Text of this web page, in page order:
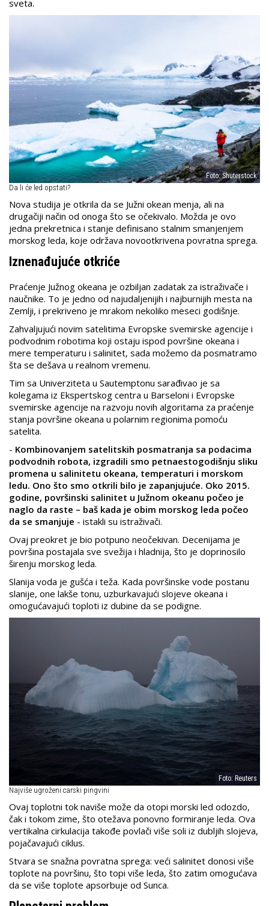
sveta.
Foto: Shuterstock
Da li će led opstati?
Nova studija je otkrila da se Južni okean menja, ali na
drugačiji način od onoga što se očekivalo. Možda je ovo
jedna prekretnica i stanje definisano stalnim smanjenjem
morskog leda, koje održava novootkrivena povratna sprega.
Iznenađujuće otkriće
Praćenje Južnog okeana je ozbiljan zadatak za istraživače i
naučnike. To je jedno od najudaljenijih i najburnijih mesta na
Zemlji, i prekriveno je mrakom nekoliko meseci godišnje.
Zahvaljujući novim satelitima Evropske svemirske agencije i
podvodnim robotima koji ostaju ispod površine okeana i
mere temperaturu i salinitet, sada možemo da posmatramo
šta se dešava u realnom vremenu.
Tim sa Univerziteta u Sautemptonu sarađivao je sa
kolegama iz Ekspertskog centra u Barseloni i Evropske
svemirske agencije na razvoju novih algoritama za praćenje
stanja površine okeana u polarnim regionima pomoću
satelita.
- Kombinovanjem satelitskih posmatranja sa podacima
podvodnih robota, izgradili smo petnaestogodišnju sliku
promena u salinitetu okeana, temperaturi i morskom
ledu. Ono što smo otkrili bilo je zapanjujuće. Oko 2015.
godine, površinski salinitet u Južnom okeanu počeo je
naglo da raste – baš kada je obim morskog leda počeo
da se smanjuje - istakli su istraživači.
Ovaj preokret je bio potpuno neočekivan. Decenijama je
površina postajala sve svežija i hladnija, što je doprinosilo
širenju morskog leda.
Slanija voda je gušća i teža. Kada površinske vode postanu
slanije, one lakše tonu, uzburkavajući slojeve okeana i
omogućavajući toploti iz dubine da se podigne.
Foto: Reuters
Najviše ugroženi carski pingvini
Ovaj toplotni tok naviše može da otopi morski led odozdo,
čak i tokom zime, što otežava ponovno formiranje leda. Ova
vertikalna cirkulacija takođe povlači više soli iz dubljih slojeva,
pojačavajući ciklus.
Stvara se snažna povratna sprega: veći salinitet donosi više
toplote na površinu, što topi više leda, što zatim omogućava
da se više toplote apsorbuje od Sunca.